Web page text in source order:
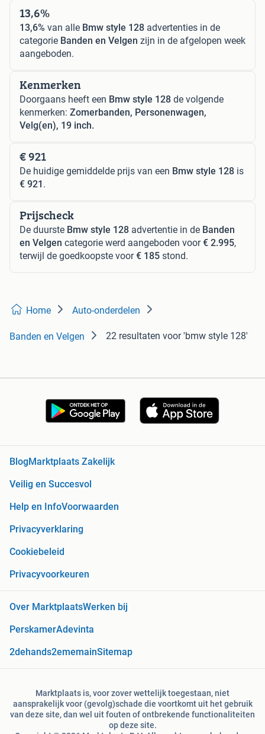
13,6%
13,6% van alle Bmw style 128 advertenties in de
categorie Banden en Velgen zijn in de afgelopen week
aangeboden.
Kenmerken
Doorgaans heeft een Bmw style 128 de volgende
kenmerken: Zomerbanden, Personenwagen,
Velg(en), 19 inch.
€ 921
De huidige gemiddelde prijs van een Bmw style 128 is
€ 921 .
Prijscheck
De duurste Bmw style 128 advertentie in de Banden
en Velgen categorie werd aangeboden voor€ 2.995,
terwijl de goedkoopste voor€ 185 stond.
Home Auto-onderdelen
Banden en Velgen 22 resultaten voor 'bmw style 128'
Blog Marktplaats Zakelijk
Veilig en Succesvol
Help en InfoVoorwaarden
Privacyverklaring
Cookiebeleid
Privacyvoorkeuren
Over MarktplaatsWerken bij
PerskamerAdevinta
2dehands2ememainSitemap
Marktplaats is, voor zover wettelijk toegestaan, niet
aansprakelijk voor (gevolg)schade die voortkomt uit het gebruik
van deze site, dan wel uit fouten of ontbrekende functionaliteiten
op deze site.